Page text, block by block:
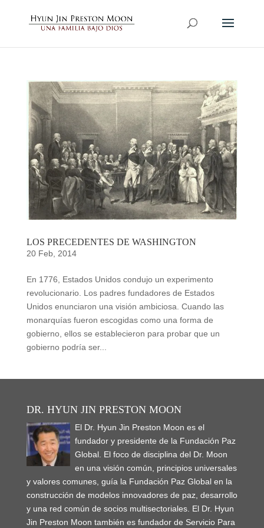
LOS PRECEDENTES DE WASHINGTON
20 Feb, 2014
En 1776, Estados Unidos condujo un experimento
revolucionario. Los padres fundadores de Estados
Unidos enunciaron una visión ambiciosa. Cuando las
monarquías fueron escogidas como una forma de
gobierno, ellos se establecieron para probar que un
gobierno podría ser...
DR. HYUN JIN PRESTON MOON
El Dr. Hyun Jin Preston Moon es el
fundador y presidente de la Fundación Paz
Global. El foco de disciplina del Dr. Moon
en una visión común, principios universales
y valores comunes, guía la Fundación Paz Global en la
construcción de modelos innovadores de paz, desarrollo
y una red común de socios multisectoriales. El Dr. Hyun
Jin Preston Moon también es fundador de Servicio Para